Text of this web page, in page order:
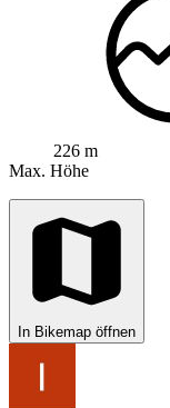
226 m
Max. Höhe
In Bikemap öffnen